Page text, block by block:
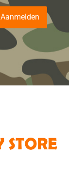
Aanmelden